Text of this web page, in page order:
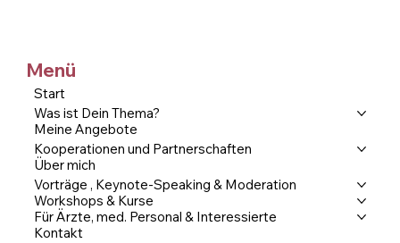
Start
Was ist Dein Thema?
Meine Angebote
Kooperationen und Partnerschaften
Über mich
Vorträge , Keynote-Speaking & Moderation
Workshops & Kurse
Für Ärzte, med. Personal & Interessierte
Kontakt
Menü